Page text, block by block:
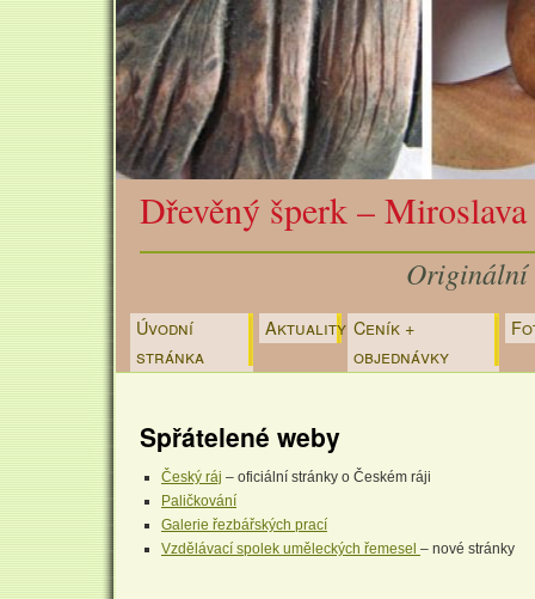
Dřevěný šperk –
Originální
Přejít
obsahu
webu
Úvodní
stránka
Aktuality Ceník +
objednávky
Spřátelené weby
Český ráj – oficiální stránky o Českém ráji
Paličkování
Galerie řezbářských prací
Vzdělávací spolek uměleckých řemesel – nové stránky